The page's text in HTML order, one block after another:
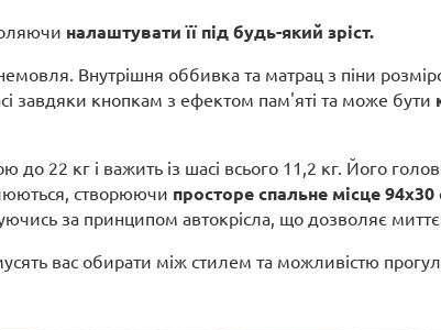
налаштувати її під будь-який зріст.
Внутрішня оббивка та матрац з піни
завдяки кнопкам з ефектом пам'яті та може бути
22 кг і важить із шасі всього 11,2 кг. Його
створюючи просторе спальне місце 94x30
за принципом автокрісла, що дозволяє
вас обирати між стилем та можливістю